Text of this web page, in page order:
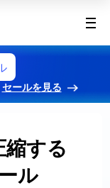
セールを見る
する
ル